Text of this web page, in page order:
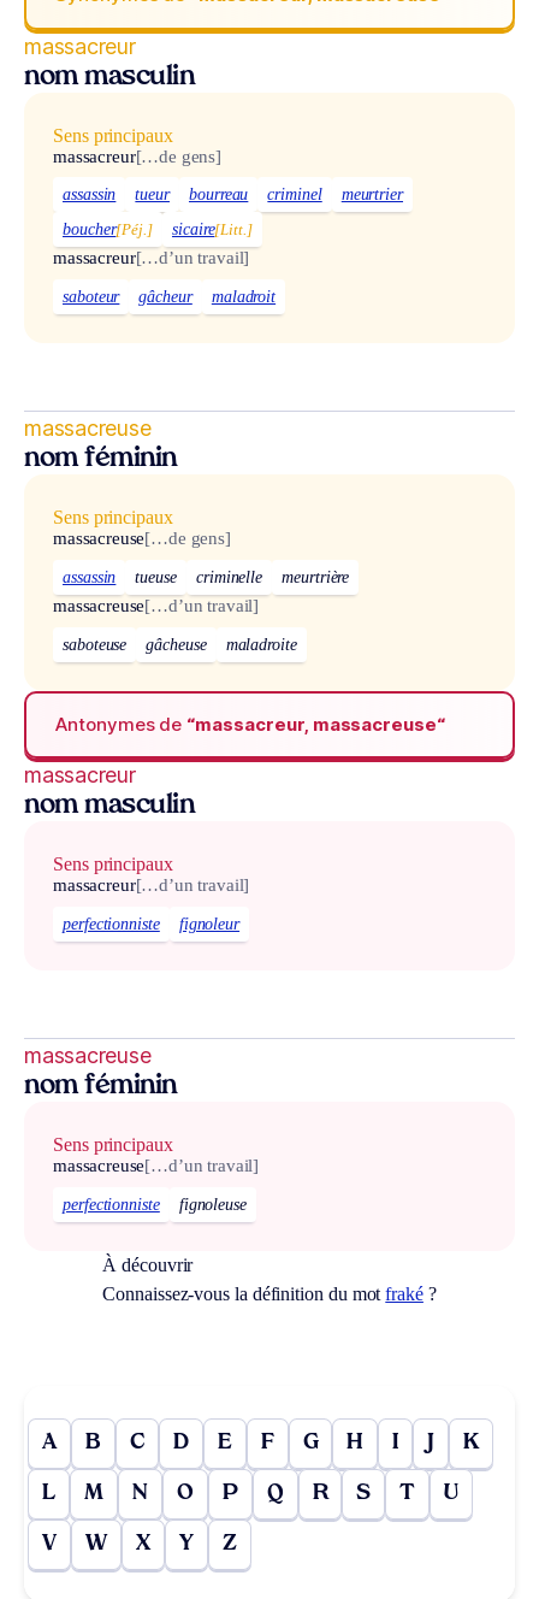
massacreur
nom masculin
Sens principaux
massacreur[…de gens]
assassin tueur bourreau criminel
meurtrier
boucher[Péj.] sicaire[Litt.]
massacreur[…d’un travail]
saboteur gâcheur maladroit
massacreuse
nom féminin
Sens principaux
massacreuse[…de gens]
assassin tueuse criminelle meurtrière
massacreuse[…d’un travail]
saboteuse gâcheuse maladroite
Antonymes de “massacreur, massacreuse“
massacreur
nom masculin
Sens principaux
massacreur[…d’un travail]
perfectionniste fignoleur
massacreuse
nom féminin
Sens principaux
massacreuse[…d’un travail]
perfectionniste fignoleuse
À découvrir
Connaissez-vous la définition du motfraké?
A B C D E F G H I J K
L M N O P Q R S T U
V W X Y Z